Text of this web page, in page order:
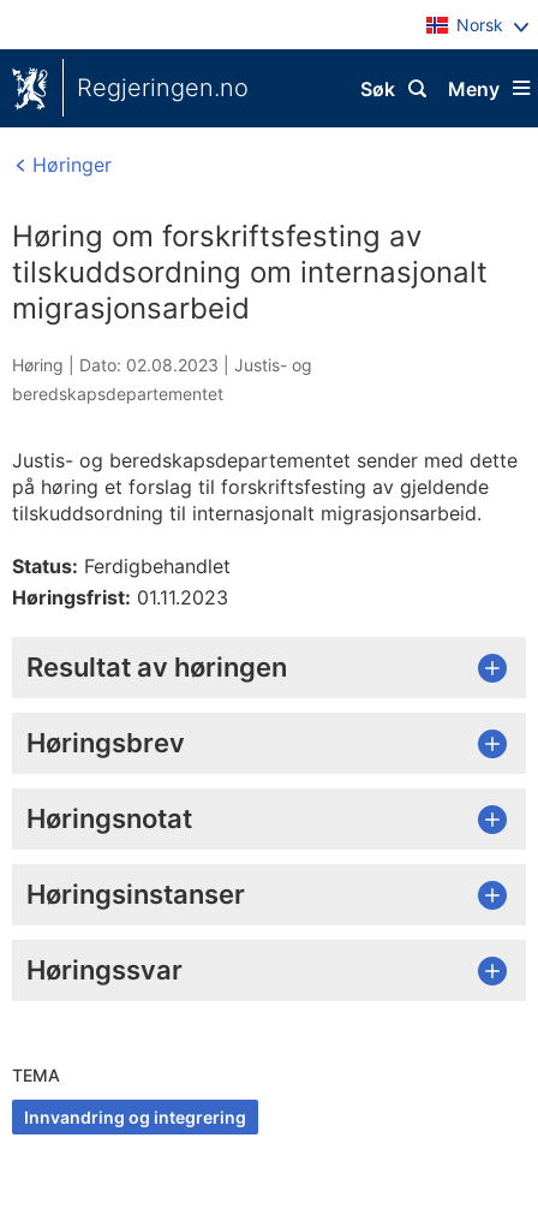
Norsk
Regjeringen.no Meny
Søk
Høringer
Høring om forskriftsfesting av
tilskuddsordning om internasjonalt
migrasjonsarbeid
Høring | Dato: 02.08.2023
Justis- og
beredskapsdepartementet
Justis- og beredskapsdepartementet sender med dette
på høring et forslag til forskriftsfesting av gjeldende
tilskuddsordning til internasjonalt migrasjonsarbeid.
Status: Ferdigbehandlet
Høringsfrist: 01.11.2023
Resultat av høringen
Høringsbrev
Høringsnotat
Høringsinstanser
Høringssvar
TEMA
Innvandring og integrering